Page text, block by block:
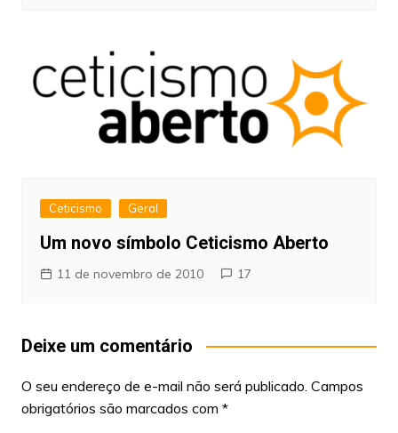
Ceticismo Geral
Um novo símbolo Ceticismo Aberto
11 de novembro de 2010 17
Deixe um comentário
O seu endereço de e-mail não será publicado. Campos
obrigatórios são marcados com *